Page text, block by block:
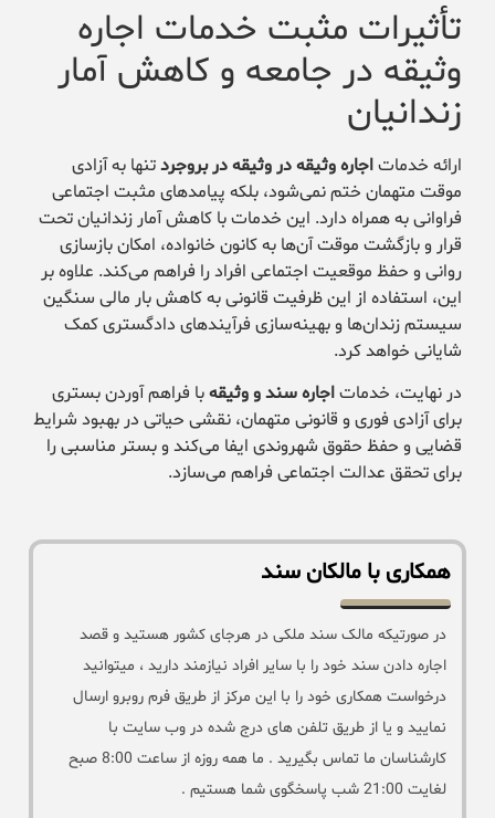
تأثیرات مثبت خدمات اجاره
وثیقه در جامعه و کاهش آمار
زندانیان
ارائه خدماتاجاره وثیقه در وثیقه در بروجردتنها به آزادی
موقت متهمان ختم نمی‌شود، بلکه پیامدهای مثبت اجتماعی
فراوانی به همراه دارد. این خدمات با کاهش آمار زندانیان تحت
قرار و بازگشت موقت آن‌ها به کانون خانواده، امکان بازسازی
روانی و حفظ موقعیت اجتماعی افراد را فراهم می‌کند. علاوه بر
این، استفاده از این ظرفیت قانونی به کاهش بار مالی سنگین
سیستم زندان‌ها و بهینه‌سازی فرآیندهای دادگستری کمک
شایانی خواهد کرد.
در نهایت، خدماتاجاره سند و وثیقهبا فراهم آوردن بستری
برای آزادی فوری و قانونی متهمان، نقشی حیاتی در بهبود شرایط
قضایی و حفظ حقوق شهروندی ایفا می‌کند و بستر مناسبی را
برای تحقق عدالت اجتماعی فراهم می‌سازد.
همکاری با مالکان سند
در صورتیکه مالک سند ملکی در هرجای کشور هستید و قصد
اجاره دادن سند خود را با سایر افراد نیازمند دارید ، میتوانید
درخواست همکاری خود را با این مرکز از طریق فرم روبرو ارسال
نمایید و یا از طریق تلفن های درج شده در وب سایت با
کارشناسان ما تماس بگیرید . ما همه روزه از ساعت 8:00 صبح
لغایت 21:00 شب پاسخگوی شما هستیم .